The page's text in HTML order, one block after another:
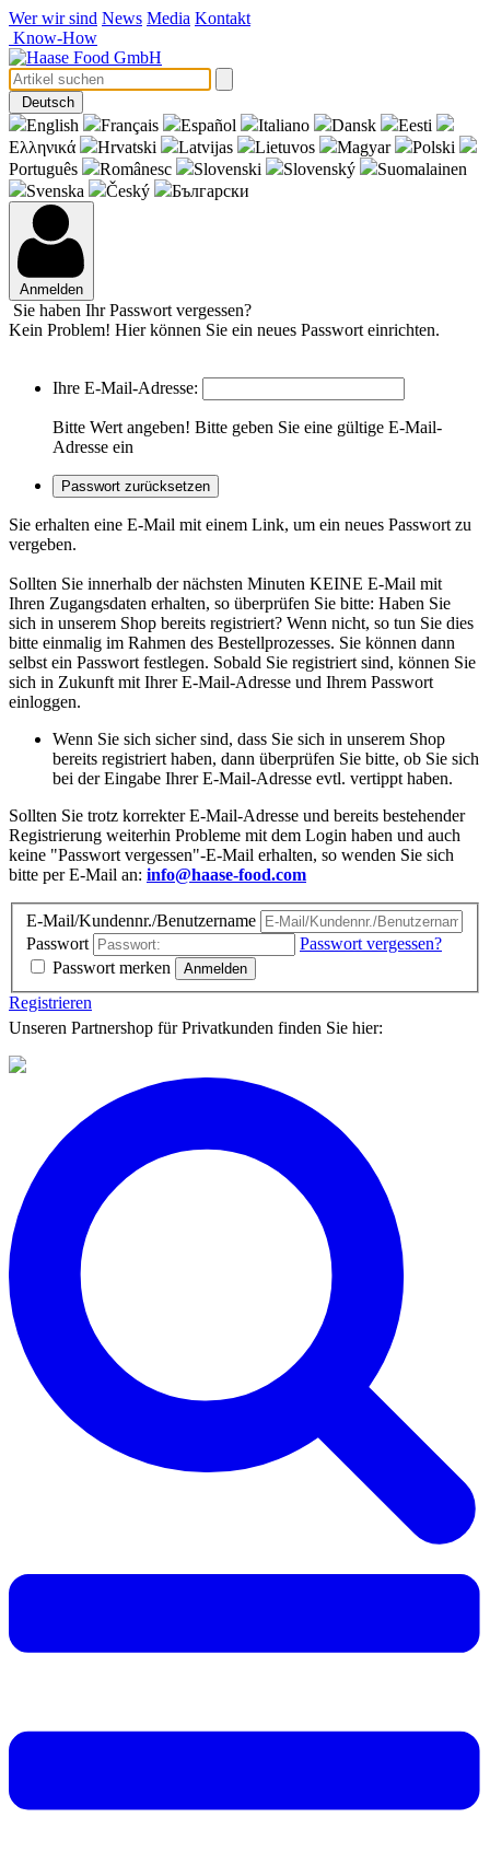
Wer wir sind News Media Kontakt
Know-How
Deutsch
English Français Español Italiano Dansk
Eesti
Eλληνικά
Hrvatski Latvijas Lietuvos Magyar
Polski
Português
Românesc Slovenski Slovenský
Suomalainen
Svenska
Český Български
Anmelden
Sie haben Ihr Passwort vergessen?
Kein Problem! Hier können Sie ein neues Passwort einrichten.
Ihre E-Mail-Adresse:
Bitte Wert angeben! Bitte geben Sie eine gültige E-Mail-
Adresse ein
Passwort zurücksetzen
Sie erhalten eine E-Mail mit einem Link, um ein neues Passwort zu
vergeben.
Sollten Sie innerhalb der nächsten Minuten KEINE E-Mail mit
Ihren Zugangsdaten erhalten, so überprüfen Sie bitte: Haben Sie
sich in unserem Shop bereits registriert? Wenn nicht, so tun Sie dies
bitte einmalig im Rahmen des Bestellprozesses. Sie können dann
selbst ein Passwort festlegen. Sobald Sie registriert sind, können Sie
sich in Zukunft mit Ihrer E-Mail-Adresse und Ihrem Passwort
einloggen.
Wenn Sie sich sicher sind, dass Sie sich in unserem Shop
bereits registriert haben, dann überprüfen Sie bitte, ob Sie sich
bei der Eingabe Ihrer E-Mail-Adresse evtl. vertippt haben.
Sollten Sie trotz korrekter E-Mail-Adresse und bereits bestehender
Registrierung weiterhin Probleme mit dem Login haben und auch
keine "Passwort vergessen"-E-Mail erhalten, so wenden Sie sich
bitte per E-Mail an: info@haase-food.com
E-Mail/Kundennr./Benutzername
Passwort
Passwort vergessen?
Passwort merken
Anmelden
Registrieren
Unseren Partnershop für Privatkunden finden Sie hier: